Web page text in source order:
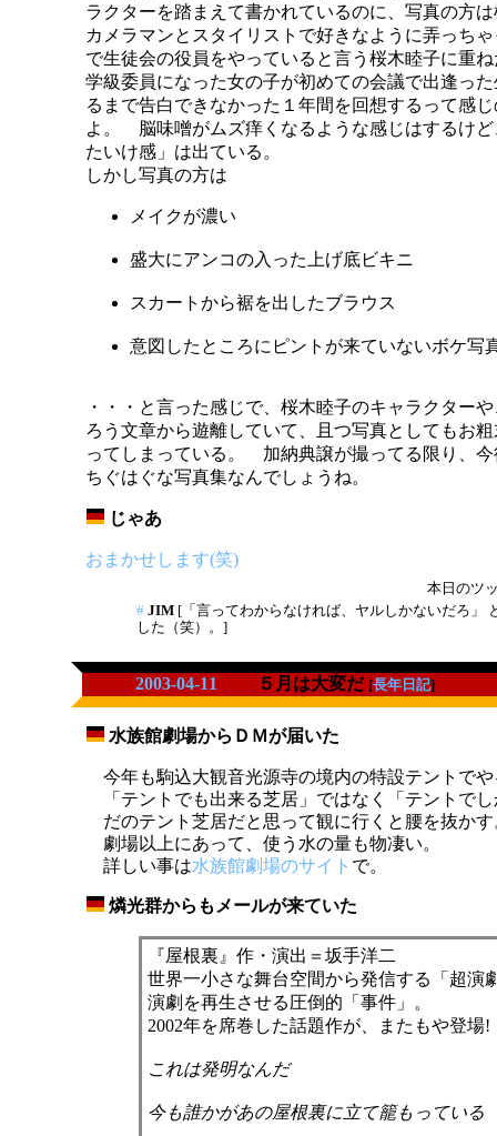
ラクターを踏まえて書かれているのに、写真の方
カメラマンとスタイリストで好きなように弄っち
で生徒会の役員をやっていると言う桜木睦子に重
学級委員になった女の子が初めての会議で出逢っ
るまで告白できなかった１年間を回想するって感
よ。 脳味噌がムズ痒くなるような感じはするけ
たいけ感」は出ている。
しかし写真の方は
メイクが濃い
盛大にアンコの入った上げ底ビキニ
スカートから裾を出したブラウス
意図したところにピントが来ていないボケ写
・・・と言った感じで、桜木睦子のキャラクター
ろう文章から遊離していて、且つ写真としてもお
ってしまっている。 加納典譲が撮ってる限り、
ちぐはぐな写真集なんでしょうね。
じゃあ
おまかせします(笑)
本日のツ
# JIM[「言ってわからなければ、ヤルしかないだろ」
した（笑）。]
2003-04-11 ５月は大変だ [長年日記]
水族館劇場からＤＭが届いた
今年も駒込大観音光源寺の境内の特設テントで
「テントでも出来る芝居」ではなく「テントで
だのテント芝居だと思って観に行くと腰を抜か
劇場以上にあって、使う水の量も物凄い。
詳しい事は水族館劇場のサイト で。
燐光群からもメールが来ていた
『屋根裏』作・演出＝坂手洋二
世界一小さな舞台空間から発信する「超演
演劇を再生させる圧倒的「事件」。
2002年を席巻した話題作が、またもや登場!
これは発明なんだ
今も誰かがあの屋根裏に立て籠もっている